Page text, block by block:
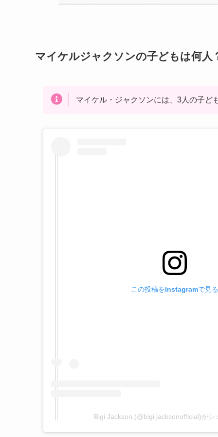
マイケルジャクソンの子どもは何人
マイケル・ジャクソンには、3人の子ど
この投稿をInstagramで見る
Bigi Jackson.(@bigi.jacksonofficial)がシ